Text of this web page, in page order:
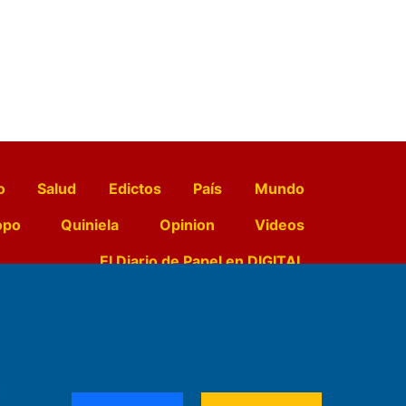
Salud Edictos País
Mundo
Quiniela Opinion
Videos
El Diario de Papel en DIGITAL